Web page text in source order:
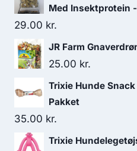
Med Insektprotein
29.00 kr.
JR Farm
25.00 kr.
Trixie Hunde
Pakket
35.00 kr.
Trixie